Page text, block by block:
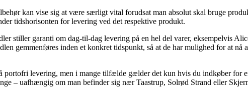
kan vise sig at være særligt vital forudsat man absolut skal bruge
tidshorisonten for levering ved det respektive produkt.
stiller garanti om dag-til-dag levering på en hel del varer, eksempelvis
gemmenføres inden et konkret tidspunkt, så at de har mulighed for at nå
portofri levering, men i mange tilfælde gælder det kun hvis du indkøber for
– uafhængig om man befinder sig nær Taastrup, Solrød Strand eller